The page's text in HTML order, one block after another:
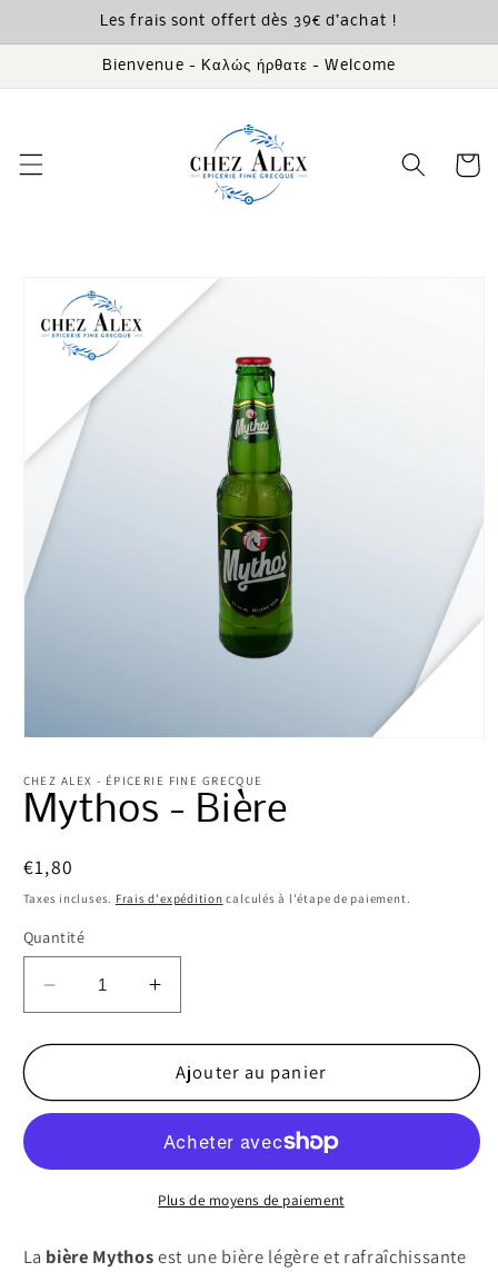
au
contenu
Les frais sont offert dès 39€ d’achat !
Bienvenue - Καλώς ήρθατε - Welcome
Panier
informations
produits
CHEZ ALEX - ÉPICERIE FINE GRECQUE
Mythos - Bière
Prix
habituel
€1,80
Taxes incluses. Frais d'expédition calculés à l'étape de paiement.
Quantité
Réduire
la
quantité
Mythos
Augmenter
la
quantité
de
Mythos
Bière
Ajouter au panier
Plus de moyens de paiement
La bière Mythosest une bière légère et rafraîchissante